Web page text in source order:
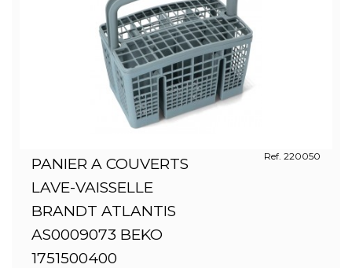
PANIER A COUVERTS
LAVE-VAISSELLE
BRANDT ATLANTIS
AS0009073 BEKO
1751500400
Ref. 220050